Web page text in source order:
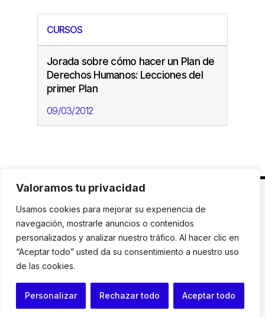
Valoramos tu privacidad
Usamos cookies para mejorar su experiencia de
navegación, mostrarle anuncios o contenidos
personalizados y analizar nuestro tráfico. Al hacer clic en
“Aceptar todo” usted da su consentimiento a nuestro uso
de las cookies.
Personalizar Rechazar todo Aceptar todo
CURSOS
Jorada sobre cómo hacer un Plan de
Derechos Humanos: Lecciones del
primer Plan
09/03/2012
C. Avinyó 44, 2n | 08002 Barcelona |
T.: +34 93
119 03 72|institut@idhc.org
© Institut de Drets Humans de Catalunya.
Aviso legal|Cookies|Contacto